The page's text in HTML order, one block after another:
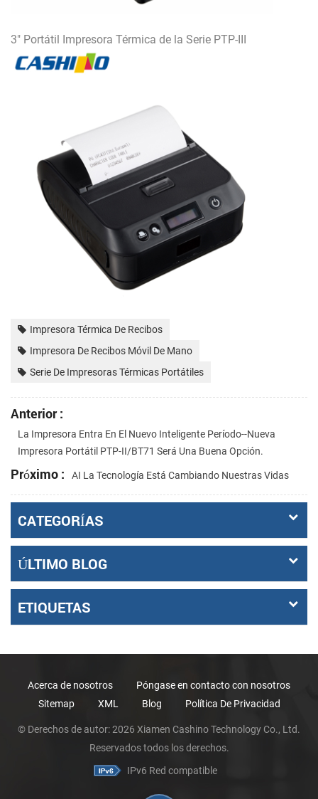
3" Portátil Impresora Térmica de la Serie PTP-III
Impresora Térmica De Recibos
Impresora De Recibos Móvil De Mano
Serie De Impresoras Térmicas Portátiles
Anterior :
La Impresora Entra En El Nuevo Inteligente Período--nueva
Impresora Portátil PTP-II/BT71 Será Una Buena Opción.
Próximo : AI La Tecnología Está Cambiando Nuestras Vidas
CATEGORÍAS
ÚLTIMO BLOG
ETIQUETAS
Acerca de nosotros
Póngase en contacto con nosotros
Sitemap
XML Blog Política De Privacidad
© Derechos de autor: 2026 Xiamen Cashino Technology Co., Ltd.
Reservados todos los derechos.
IPv6 Red compatible